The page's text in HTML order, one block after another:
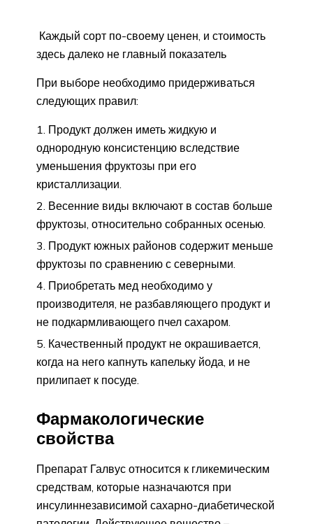
Каждый сорт по-своему ценен, и стоимость
здесь далеко не главный показатель
При выборе необходимо придерживаться
следующих правил:
Продукт должен иметь жидкую и
однородную консистенцию вследствие
уменьшения фруктозы при его
кристаллизации.
Весенние виды включают в состав больше
фруктозы, относительно собранных осенью.
Продукт южных районов содержит меньше
фруктозы по сравнению с северными.
Приобретать мед необходимо у
производителя, не разбавляющего продукт и
не подкармливающего пчел сахаром.
Качественный продукт не окрашивается,
когда на него капнуть капельку йода, и не
прилипает к посуде.
Фармакологические
свойства
Препарат Галвус относится к гликемическим
средствам, которые назначаются при
инсулиннезависимой сахарно-диабетической